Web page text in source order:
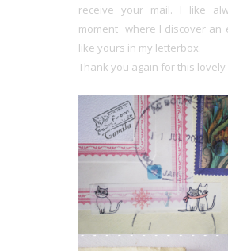
receive your mail. I like
moment where I discover an
like yours in my letterbox.
Thank you again for this lovely